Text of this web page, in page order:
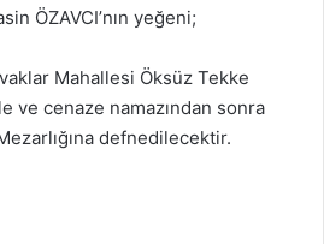
ÖZAVCI’nın yeğeni;
Mahallesi Öksüz Tekke
ve cenaze namazından sonra
defnedilecektir.